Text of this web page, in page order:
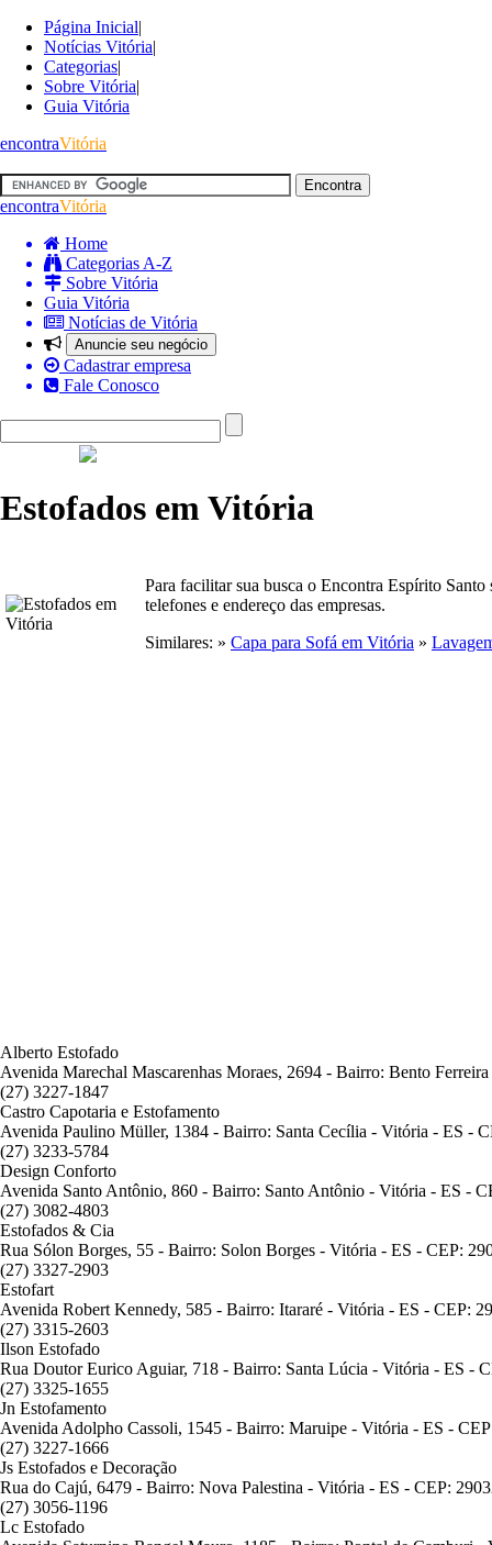
Página Inicial|
Notícias Vitória|
Categorias|
Sobre Vitória|
Guia Vitória
encontraVitória
encontraVitória
Home
Categorias A-Z
Sobre Vitória
Guia Vitória
Notícias de Vitória
Anuncie seu negócio
Cadastrar empresa
Fale Conosco
Estofados em Vitória
Para facilitar sua busca o Encontra Espírito
telefones e endereço das empresas.
Similares: » Capa para Sofá em Vitória »
Alberto Estofado
Avenida Marechal Mascarenhas Moraes, 2694 - Bairro: Bento
(27) 3227-1847
Castro Capotaria e Estofamento
Avenida Paulino Müller, 1384 - Bairro: Santa Cecília - Vitória - ES -
(27) 3233-5784
Design Conforto
Avenida Santo Antônio, 860 - Bairro: Santo Antônio - Vitória - ES -
(27) 3082-4803
Estofados & Cia
Rua Sólon Borges, 55 - Bairro: Solon Borges - Vitória - ES - CEP:
(27) 3327-2903
Estofart
Avenida Robert Kennedy, 585 - Bairro: Itararé - Vitória - ES - CEP:
(27) 3315-2603
Ilson Estofado
Rua Doutor Eurico Aguiar, 718 - Bairro: Santa Lúcia - Vitória - ES -
(27) 3325-1655
Jn Estofamento
Avenida Adolpho Cassoli, 1545 - Bairro: Maruipe - Vitória - ES -
(27) 3227-1666
Js Estofados e Decoração
Rua do Cajú, 6479 - Bairro: Nova Palestina - Vitória - ES - CEP:
(27) 3056-1196
Lc Estofado